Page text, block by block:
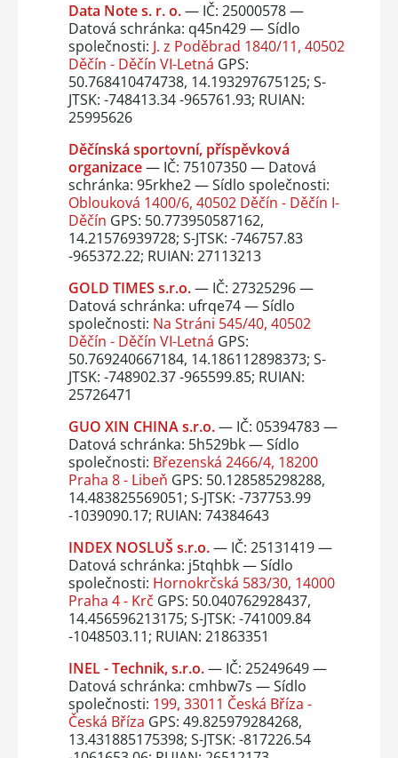
Data Note s. r. o.— IČ: 25000578 —
Datová schránka: q45n429 — Sídlo
společnosti: J. z Poděbrad 1840/11, 40502
Děčín - Děčín VI-Letná GPS:
50.768410474738, 14.193297675125; S-
JTSK: -748413.34 -965761.93; RUIAN:
25995626
Děčínská sportovní, příspěvková
organizace— IČ: 75107350 — Datová
schránka: 95rkhe2 — Sídlo společnosti:
Oblouková 1400/6, 40502 Děčín - Děčín I-
Děčín GPS: 50.773950587162,
14.21576939728; S-JTSK: -746757.83
-965372.22; RUIAN: 27113213
GOLD TIMES s.r.o.— IČ: 27325296 —
Datová schránka: ufrqe74 — Sídlo
společnosti: Na Stráni 545/40, 40502
Děčín - Děčín VI-Letná GPS:
50.769240667184, 14.186112898373; S-
JTSK: -748902.37 -965599.85; RUIAN:
25726471
GUO XIN CHINA s.r.o.— IČ: 05394783 —
Datová schránka: 5h529bk — Sídlo
společnosti: Březenská 2466/4, 18200
Praha 8 - Libeň GPS: 50.128585298288,
14.483825569051; S-JTSK: -737753.99
-1039090.17; RUIAN: 74384643
INDEX NOSLUŠ s.r.o.— IČ: 25131419 —
Datová schránka: j5tqhbk — Sídlo
společnosti: Hornokrčská 583/30, 14000
Praha 4 - Krč GPS: 50.040762928437,
14.456596213175; S-JTSK: -741009.84
-1048503.11; RUIAN: 21863351
INEL - Technik, s.r.o.— IČ: 25249649 —
Datová schránka: cmhbw7s — Sídlo
společnosti: 199, 33011 Česká Bříza -
Česká Bříza GPS: 49.825979284268,
13.431885175398; S-JTSK: -817226.54